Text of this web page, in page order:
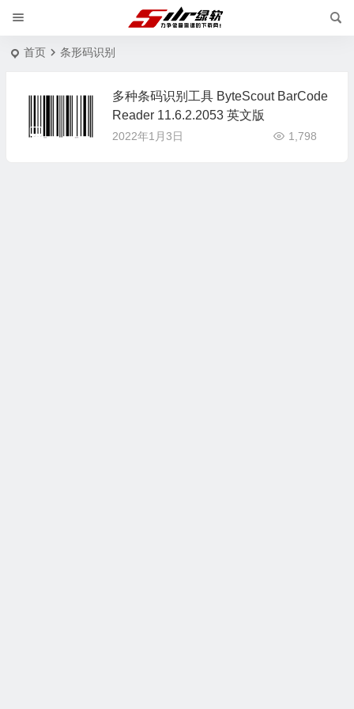
首页 条形码识别
多种条码识别工具 ByteScout BarCode
Reader 11.6.2.2053 英文版
2022年1月3日 1,798